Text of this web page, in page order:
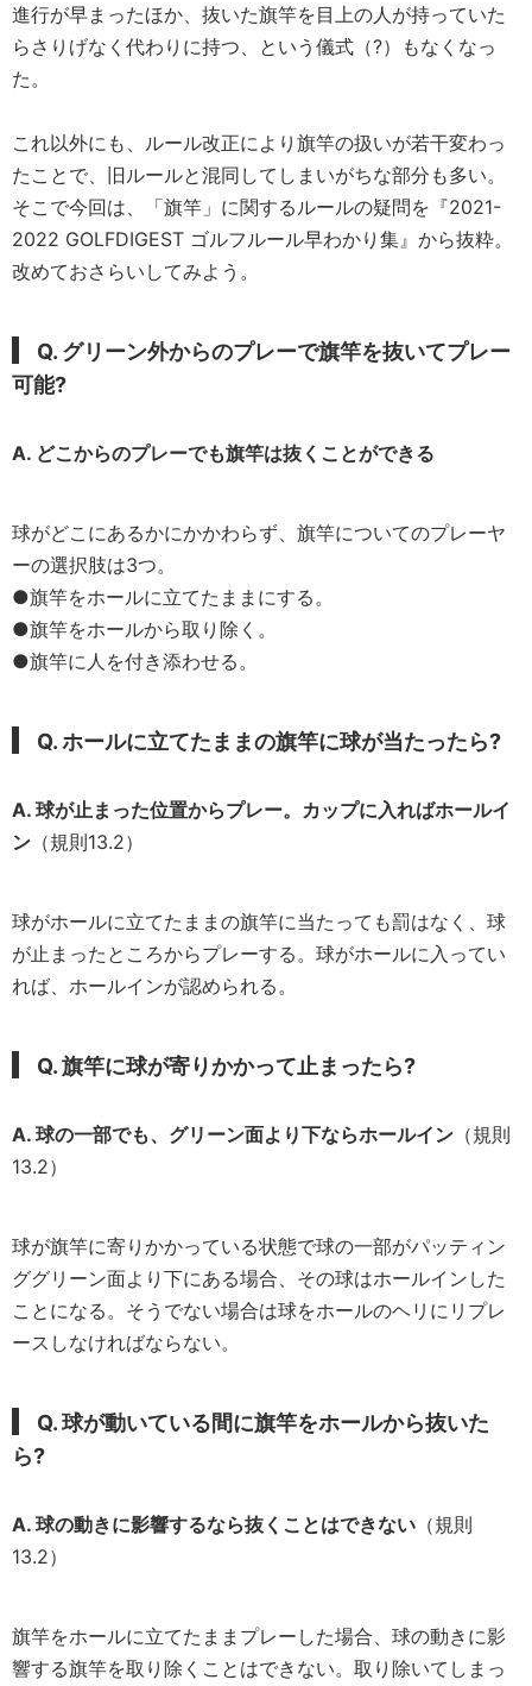
進行が早まったほか、抜いた旗竿を目上の人が持っていた
らさりげなく代わりに持つ、という儀式（?）もなくなっ
た。
これ以外にも、ルール改正により旗竿の扱いが若干変わっ
たことで、旧ルールと混同してしまいがちな部分も多い。
そこで今回は、「旗竿」に関するルールの疑問を『2021-
2022 GOLFDIGEST ゴルフルール早わかり集』から抜粋。
改めておさらいしてみよう。
Q. グリーン外からのプレーで旗竿を抜いてプレー
可能?
A. どこからのプレーでも旗竿は抜くことができる
球がどこにあるかにかかわらず、旗竿についてのプレーヤ
ーの選択肢は3つ。
●旗竿をホールに立てたままにする。
●旗竿をホールから取り除く。
●旗竿に人を付き添わせる。
Q. ホールに立てたままの旗竿に球が当たったら?
A. 球が止まった位置からプレー。カップに入ればホールイ
ン （規則13.2）
球がホールに立てたままの旗竿に当たっても罰はなく、球
が止まったところからプレーする。球がホールに入ってい
れば、ホールインが認められる。
Q. 旗竿に球が寄りかかって止まったら?
A. 球の一部でも、グリーン面より下ならホールイン （規則
13.2）
球が旗竿に寄りかかっている状態で球の一部がパッティン
ググリーン面より下にある場合、その球はホールインした
ことになる。そうでない場合は球をホールのヘリにリプレ
ースしなければならない。
Q. 球が動いている間に旗竿をホールから抜いた
ら?
A. 球の動きに影響するなら抜くことはできない （規則
13.2）
旗竿をホールに立てたままプレーした場合、球の動きに影
響する旗竿を取り除くことはできない。取り除いてしまっ